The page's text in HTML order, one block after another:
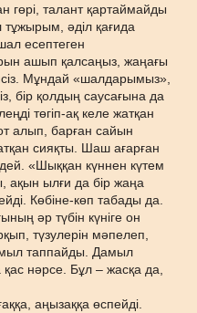
гөрі, талант қартаймайды
әділ қағида
есептеген
ашып қалсаңыз, жаңағы
Мұндай «шалдарымыз»,
бір қолдың саусағына да
төгіп-ақ келе жатқан
алып, барған сайын
сияқты. Шаш ағарған
«Шыққан күннен күтем
ақын ылғи да бір жаңа
Көбіне-көп табады да.
әр түбін күніге он
түзулерін мәпелеп,
таппайды. Дамыл
нәрсе. Бұл – жасқа да,
аңызаққа өспейді.